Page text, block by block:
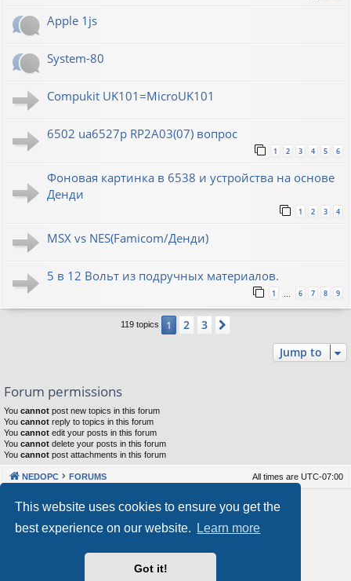
This website uses cookies to ensure you get the
best experience on our website.
Learn more
Got it!
Apple 1js
System-80
Compukit UK101=MicroUK101
6502 ua6527p RP2A03(07) вопрос
1 2 3 4 5 6
Фоновая картинка в 6538 и устройства на основе
Денди
1 2 3 4
MSX vs NES(Famicom/Денди)
5 в 12 Вольт из подручных материалов.
1 … 6 7 8 9
119 topics 1 2 3
Jump to
Forum permissions
You cannot post new topics in this forum
You cannot reply to topics in this forum
You cannot edit your posts in this forum
You cannot delete your posts in this forum
You cannot post attachments in this forum
NEDOPC FORUMS All times are UTC-07:00
Powered by phpBB® Forum Software © phpBB Limited
Our VPS Hosting By RimuHosting
This server is located in London data center